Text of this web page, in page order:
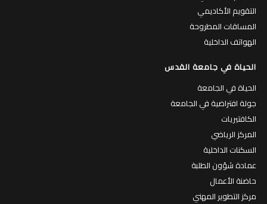
التقويم الأكاديمي
المساقات المطروحة
الهواتف الداخلية
الحياة في جامعة القدس
الحياة في الجامعة
جولة افتراضية في الجامعة
الكافتيريات
المركز الرياضي
السكنات الداخلية
عمادة شؤون الطلبة
حاضنة الأعمال
مركز التطوير المهني